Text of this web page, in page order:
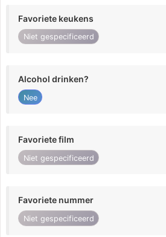
Favoriete keukens
Niet gespecificeerd
Alcohol drinken?
Nee
Favoriete film
Niet gespecificeerd
Favoriete nummer
Niet gespecificeerd